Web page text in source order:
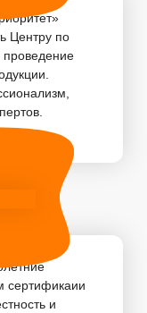
Центру по
сертификаии
и